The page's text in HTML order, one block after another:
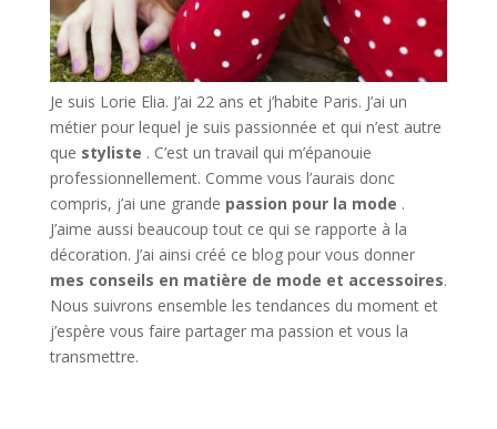
Je suis Lorie Elia. J’ai 22 ans et j’habite Paris. J’ai un
métier pour lequel je suis passionnée et qui n’est autre
que styliste . C’est un travail qui m’épanouie
professionnellement. Comme vous l’aurais donc
compris, j’ai une grande passion pour la mode .
J’aime aussi beaucoup tout ce qui se rapporte à la
décoration. J’ai ainsi créé ce blog pour vous donner
mes conseils en matière de mode et accessoires.
Nous suivrons ensemble les tendances du moment et
j’espère vous faire partager ma passion et vous la
transmettre.